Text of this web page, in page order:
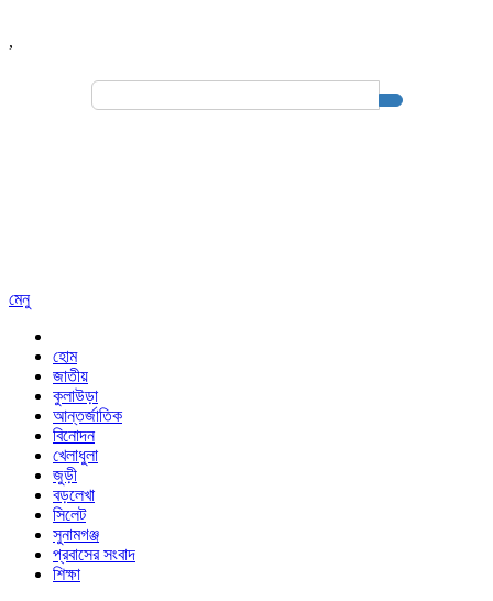
,
Search
মেনু
হোম
জাতীয়
কুলাউড়া
আন্তর্জাতিক
বিনোদন
খেলাধুলা
জুড়ী
বড়লেখা
সিলেট
সুনামগঞ্জ
প্রবাসের সংবাদ
শিক্ষা